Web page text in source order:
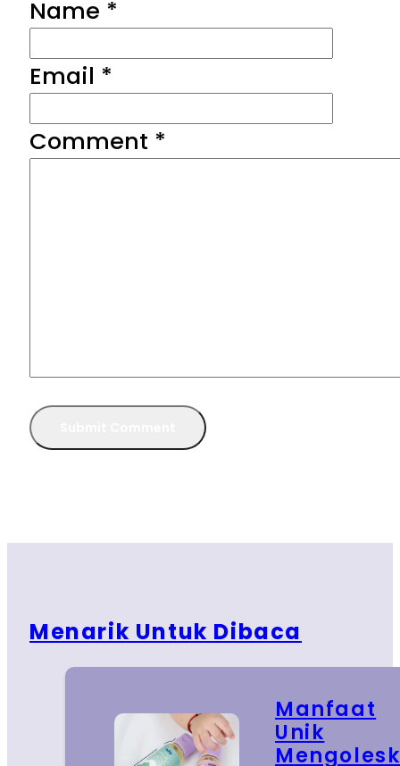
Name *
Email *
Comment *
Menarik Untuk Dibaca
Manfaat
Unik